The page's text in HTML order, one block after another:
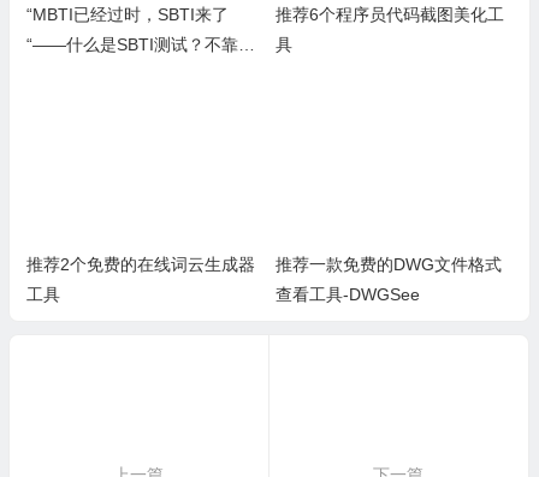
“MBTI已经过时，SBTI来了
“——什么是SBTI测试？不靠
推荐6个程序员代码截图美化工
具
推荐2个免费的在线词云生成器
工具
推荐一款免费的DWG文件格式
查看工具-DWGSee